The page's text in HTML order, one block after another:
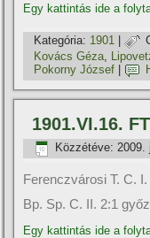
Egy kattintás ide a
Kategória: 1901 |
Kovács Géza,
Pokorny József
1901.VI.16.
Közzétéve: 2009.
Ferenczvárosi T. C.
Bp. Sp. C. II. 2:1
Egy kattintás ide a